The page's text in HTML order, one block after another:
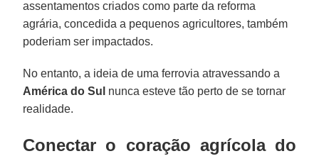
assentamentos criados como parte da reforma
agrária, concedida a pequenos agricultores, também
poderiam ser impactados.
No entanto, a ideia de uma ferrovia atravessando a
América do Sul nunca esteve tão perto de se tornar
realidade.
Conectar o coração agrícola do